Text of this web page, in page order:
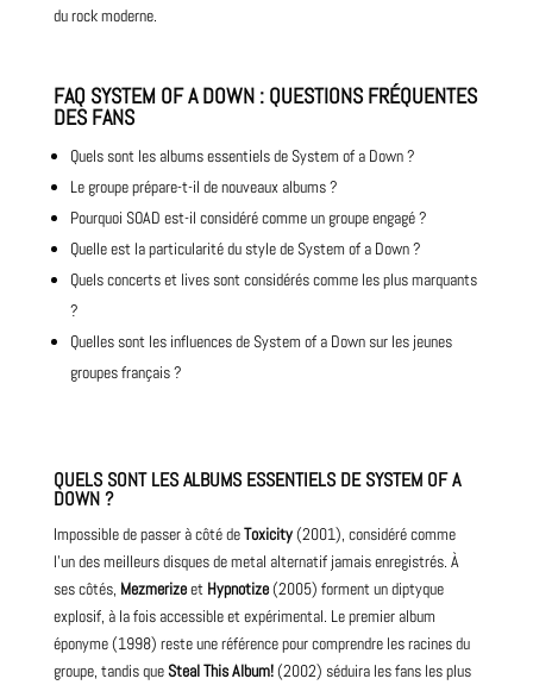
du rock moderne.
FAQ SYSTEM OF A DOWN : QUESTIONS FRÉQUENTES
DES FANS
Quels sont les albums essentiels de System of a Down ?
Le groupe prépare-t-il de nouveaux albums ?
Pourquoi SOAD est-il considéré comme un groupe engagé ?
Quelle est la particularité du style de System of a Down ?
Quels concerts et lives sont considérés comme les plus marquants
?
Quelles sont les influences de System of a Down sur les jeunes
groupes français ?
QUELS SONT LES ALBUMS ESSENTIELS DE SYSTEM OF A
DOWN ?
Impossible de passer à côté deToxicity(2001), considéré comme
l’un des meilleurs disques de metal alternatif jamais enregistrés. À
ses côtés, Mezmerizeet Hypnotize(2005) forment un diptyque
explosif, à la fois accessible et expérimental. Le premier album
éponyme (1998) reste une référence pour comprendre les racines du
groupe, tandis queSteal This Album!(2002) séduira les fans les plus